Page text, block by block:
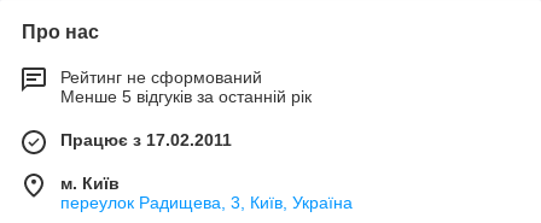
Про нас
Рейтинг не сформований
Менше 5 відгуків за останній рік
Працює з 17.02.2011
м. Київ
переулок Радищева, 3, Київ, Україна